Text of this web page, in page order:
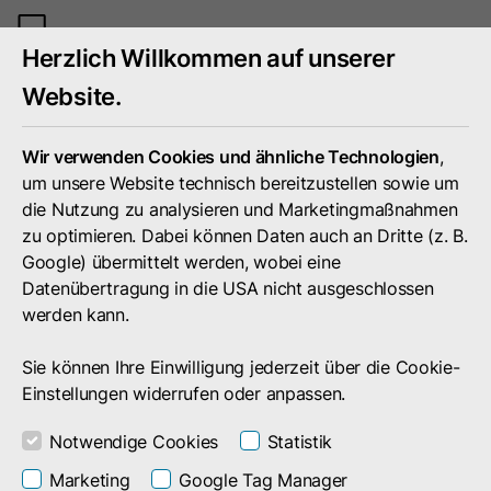
Suchergebnis
Herzlich Willkommen auf unserer
Website.
Wir verwenden Cookies und ähnliche Technologien,
um unsere Website technisch bereitzustellen sowie um
die Nutzung zu analysieren und Marketingmaßnahmen
zu optimieren. Dabei können Daten auch an Dritte (z. B.
Google) übermittelt werden, wobei eine
Datenübertragung in die USA nicht ausgeschlossen
werden kann.
Sie können Ihre Einwilligung jederzeit über die Cookie-
Einstellungen widerrufen oder anpassen.
Notwendige Cookies
Statistik
Marketing
Google Tag Manager